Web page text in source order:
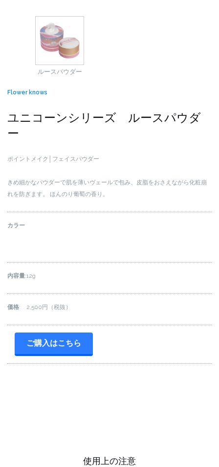
ルースパウダー
Flower knows
ユニコーンシリーズ ルースパウダ
ー
ポイントメイク│フェイスパウダー
きめ細かなパウダーで肌を薄いヴェールで包み、皮脂をおさえながら化粧崩
れを防ぎます。
ほんのり葡萄の香り。
カラー
内容量:12g
価格: 2,500円（税抜）
ご購入はこちら
使用上の注意